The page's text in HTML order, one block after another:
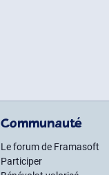
Communauté
Le forum de Framasoft
Participer